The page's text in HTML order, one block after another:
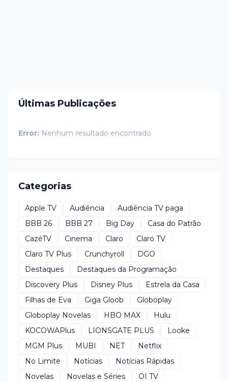
Últimas Publicações
Error: Nenhum resultado encontrado
Categorias
Apple TV Audiência
Audiência TV paga
BBB 26
BBB 27 Big Day
Casa do Patrão
CazéTV
Cinema Claro
Claro TV
Claro TV Plus
Crunchyroll
DGO
Destaques
Destaques da Programação
Discovery Plus
Disney Plus
Estrela da Casa
Filhas de Eva
Giga Gloob
Globoplay
Globoplay Novelas
HBO MAX
Hulu
KOCOWAPlus
LIONSGATE PLUS
Looke
MGM Plus
MUBI NET
Netflix
No Limite
Notícias
Notícias Rápidas
Novelas
Novelas e Séries
OI TV